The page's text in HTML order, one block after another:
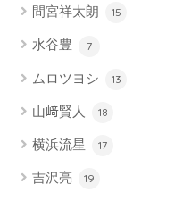
間宮祥太朗 15
水谷豊 7
ムロツヨシ 13
山﨑賢人 18
横浜流星 17
吉沢亮 19